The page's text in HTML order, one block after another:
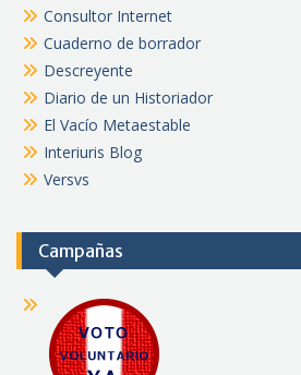
Consultor Internet
Cuaderno de borrador
Descreyente
Diario de un Historiador
El Vacío Metaestable
Interiuris Blog
Versvs
Campañas